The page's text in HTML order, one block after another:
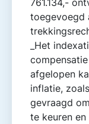
761.134,-
toegevoegd
_Het
afgelopen
inflatie,
gevraagd
te keuren